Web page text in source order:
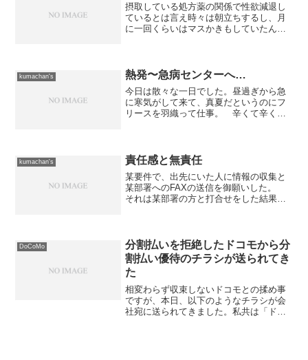
摂取している処方薬の関係で性欲減退し
ているとは言え時々は朝立ちするし、月
に一回くらいはマスかきもしていたんだ
玉ならぬ赤い血染めの精子...
kumachan's 熱発〜急病センターへ…
今日は散々な一日でした。昼過ぎから急
に寒気がして来て、真夏だというのにフ
リースを羽織って仕事。 辛くて辛くて
で仕事。 さすがに耐え...
kumachan's 責任感と無責任
某要件で、出先にいた人に情報の収集と
某部署へのFAXの送信を御願いした。
それは某部署の方と打合せをした結果を
た。途中、状況確認の電...
DoCoMo
分割払いを拒絶したドコモから分
割払い優待のチラシが送られてき
た
相変わらず収束しないドコモとの揉め事
ですが、本日、以下のようなチラシが会
社宛に送られてきました。私共は「ドコ